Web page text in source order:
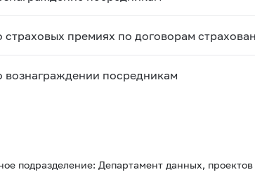
страховых премиях по договорам
вознаграждении посредникам
подразделение: Департамент данных,